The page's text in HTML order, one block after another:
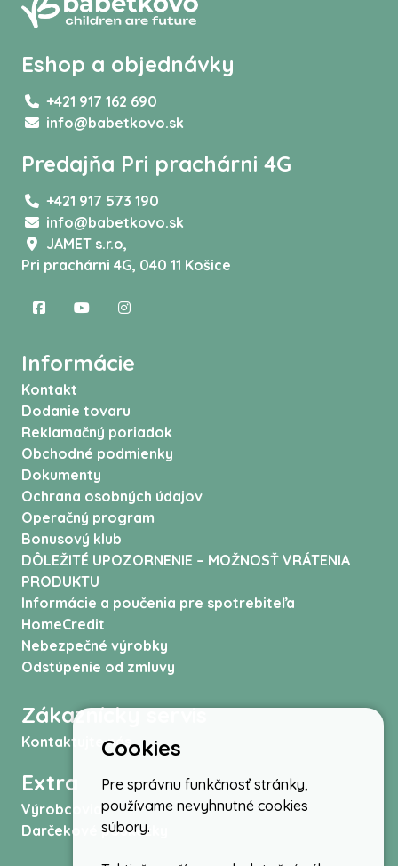
Eshop a objednávky
+421 917 162 690
info@babetkovo.sk
Predajňa Pri prachárni 4G
+421 917 573 190
info@babetkovo.sk
JAMET s.r.o,
Pri prachárni 4G, 040 11 Košice
Informácie
Kontakt
Dodanie tovaru
Reklamačný poriadok
Obchodné podmienky
Dokumenty
Ochrana osobných údajov
Operačný program
Bonusový klub
DÔLEŽITÉ UPOZORNENIE – MOŽNOSŤ VRÁTENIA
PRODUKTU
Informácie a poučenia pre spotrebiteľa
HomeCredit
Nebezpečné výrobky
Odstúpenie od zmluvy
Zákaznícky servis
Kontaktujte nás
Extra
Výrobcovia
Darčekové poukážky
Cookies
Pre správnu funkčnosť stránky,
používame nevyhnutné cookies
súbory.